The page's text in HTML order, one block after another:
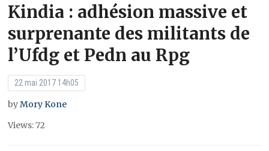
Kindia : adhésion massive et
surprenante des militants de
l’Ufdg et Pedn au Rpg
22 mai 2017 14h05
byMory Kone
Views: 72